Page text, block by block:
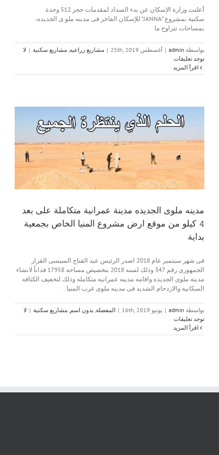
أعلنت وزارة الإسكان عن بدء السداد لمقدمات حجز 512 وحدة
سكنية بمشروع "JANNA" للإسكان الفاخر فى مدينه ملو ى الجديده،
بمساحات تتراوح ما
بواسطة admin
| أغسطس 25th, 2019 | مشاريع زراعيه, مشاريع سكنية | لا
توجد تعليقات
مدينه ملوى الجديده مدينة عمرانية متكاملة على بعد
4 كيلو من موقع ارض مشروع المنيا الخاص بجمعية
بداية
فى شهر سبتمبر عام 2018 اصدر الرئيس عبد الفتاح السيسى القرار
الجمهورى رقم 347 وذلك لسنه 2018 بتخصيص مساحه 17958 فداناً لانشاء
مدينه ملوى الجديده واقامه مدينه عمرانيه متكامله وذلك لتخفيف الكثافه
السكانيه والازدحام الشديد فى مدينه ملوى غرب المنيا .
بواسطة admin
| يونيو 16th, 2019 | المفضلة, بدون اسم, مشاريع سكنية | لا
توجد تعليقات